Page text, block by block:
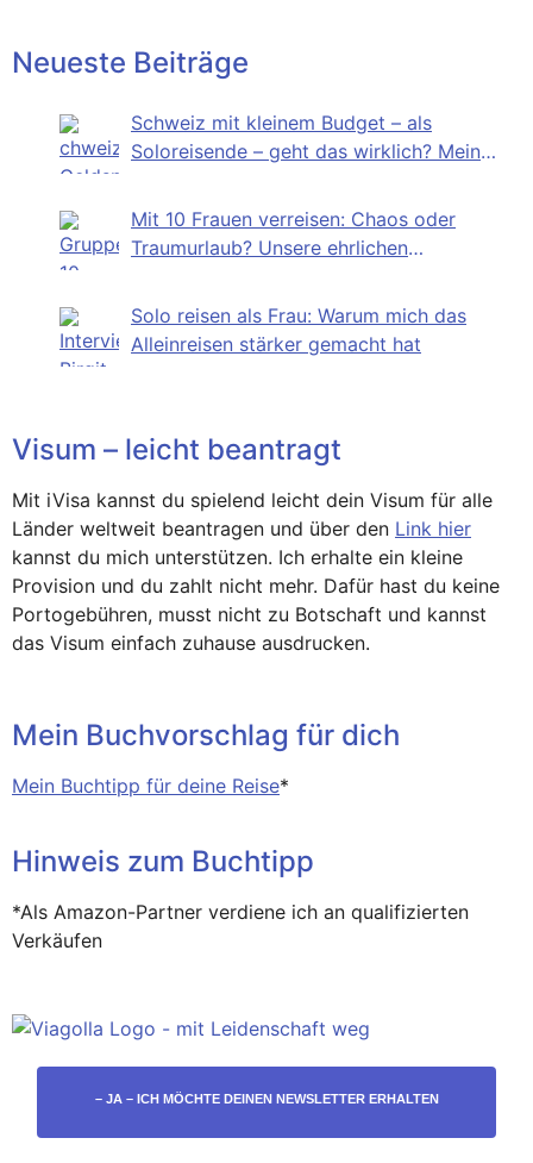
Neueste Beiträge
Schweiz mit kleinem Budget – als
Soloreisende – geht das wirklich? Mein
Mit 10 Frauen verreisen: Chaos oder
Traumurlaub? Unsere ehrlichen
Solo reisen als Frau: Warum mich das
Alleinreisen stärker gemacht hat
Visum – leicht beantragt
Mit iVisa kannst du spielend leicht dein Visum für alle
Länder weltweit beantragen und über den Link hier
kannst du mich unterstützen. Ich erhalte ein kleine
Provision und du zahlt nicht mehr. Dafür hast du keine
Portogebühren, musst nicht zu Botschaft und kannst
das Visum einfach zuhause ausdrucken.
Mein Buchvorschlag für dich
Mein Buchtipp für deine Reise*
Hinweis zum Buchtipp
*Als Amazon-Partner verdiene ich an qualifizierten
Verkäufen
– JA – ICH MÖCHTE DEINEN NEWSLETTER ERHALTEN